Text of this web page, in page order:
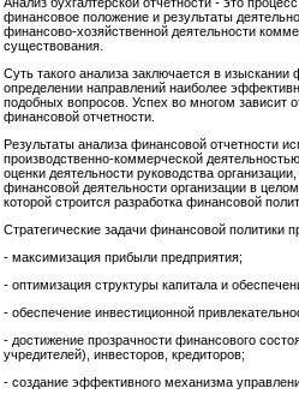
финансовое положение и результаты
финансово-хозяйственной деятельности
существования.
Суть такого анализа заключается в
определении направлений наиболее
подобных вопросов. Успех во многом зависит
финансовой отчетности.
Результаты анализа финансовой отчетности
производственно-коммерческой
оценки деятельности руководства
финансовой деятельности организации в
которой строится разработка финансовой
Стратегические задачи финансовой политики
- максимизация прибыли предприятия;
- оптимизация структуры капитала и
- обеспечение инвестиционной
- достижение прозрачности финансового
учредителей), инвесторов, кредиторов;
- создание эффективного механизма